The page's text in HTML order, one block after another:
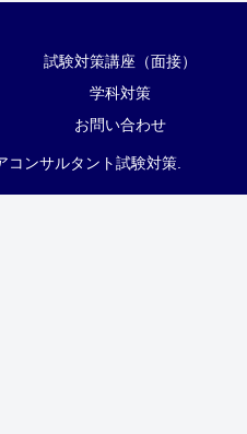
試験対策講座（面接）
学科対策
お問い合わせ
ンサルタント試験対策.